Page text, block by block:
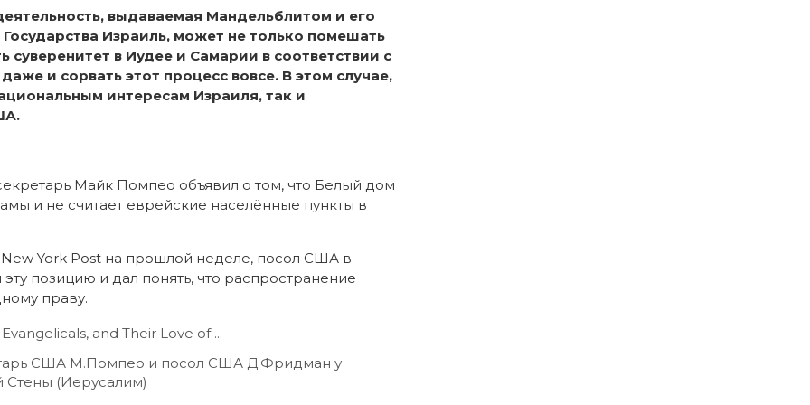
выдаваемая Мандельблитом и его
Израиль, может не только помешать
в Иудее и Самарии в соответствии с
и сорвать этот процесс вовсе. В этом случае,
интересам Израиля, так и
Майк Помпео объявил о том, что Белый дом
и не считает еврейские населённые пункты в
York Post на прошлой неделе, посол США в
позицию и дал понять, что распространение
праву.
США М.Помпео и посол США Д.Фридман у
Стены (Иерусалим)